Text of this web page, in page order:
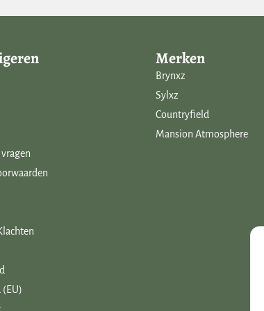
Schitterende, niet van
nepplanten in frisse groene
in een regenboog aan
‘artificial flowers’ hebben
alles is met elkaar te
hoekjes in huis zijn de
uit de collectie en
(EU)
Merken
Brynxz
Sylxz
Countryfield
Mansion Atmosphere